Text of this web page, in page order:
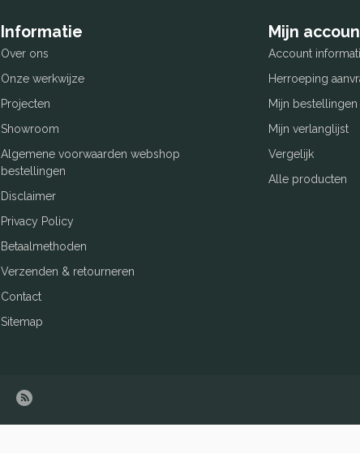
Informatie
Over ons
Onze werkwijze
Projecten
Showroom
Algemene voorwaarden webshop
bestellingen
Disclaimer
Privacy Policy
Betaalmethoden
Verzenden & retourneren
Contact
Sitemap
Mijn
Account
Herroeping
Mijn bestellingen
Mijn verlanglijst
Vergelijk
Alle producten